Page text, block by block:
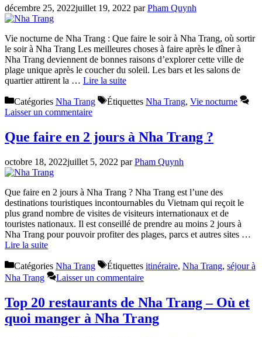
décembre 25, 2022juillet 19, 2022 parPham Quynh
Vie nocturne de Nha Trang : Que faire le soir à Nha Trang, où sortir
le soir à Nha Trang Les meilleures choses à faire après le dîner à
Nha Trang deviennent de bonnes raisons d’explorer cette ville de
plage unique après le coucher du soleil. Les bars et les salons de
quartier attirent la … Lire la suite
Catégories Nha Trang Étiquettes Nha Trang, Vie nocturne
Laisser un commentaire
Que faire en 2 jours à Nha Trang ?
octobre 18, 2022juillet 5, 2022 parPham Quynh
Que faire en 2 jours à Nha Trang ? Nha Trang est l’une des
destinations touristiques incontournables du Vietnam qui reçoit le
plus grand nombre de visites de visiteurs internationaux et de
touristes nationaux. Il est conseillé de prendre au moins 2 jours à
Nha Trang pour pouvoir profiter des plages, parcs et autres sites …
Lire la suite
Catégories Nha Trang Étiquettes itinéraire, Nha Trang, séjour à
Nha Trang
Laisser un commentaire
Top 20 restaurants de Nha Trang – Où et
quoi manger à Nha Trang